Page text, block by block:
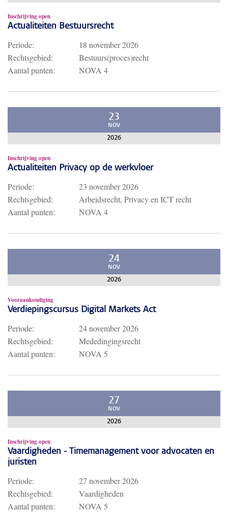
Inschrijving open
Actualiteiten Bestuursrecht
Periode:
18 november 2026
Rechtsgebied:
Bestuurs(proces)recht
Aantal punten:
NOVA 4
23
NOV
2026
Inschrijving open
Actualiteiten Privacy op de werkvloer
Periode:
23 november 2026
Rechtsgebied:
Arbeidsrecht, Privacy en ICT recht
Aantal punten:
NOVA 4
24
NOV
2026
Vooraankondiging
Verdiepingscursus Digital Markets Act
Periode:
24 november 2026
Rechtsgebied:
Mededingingsrecht
Aantal punten:
NOVA 5
27
NOV
2026
Inschrijving open
Vaardigheden - Timemanagement voor advocaten en
juristen
Periode:
27 november 2026
Rechtsgebied:
Vaardigheden
Aantal punten:
NOVA 5